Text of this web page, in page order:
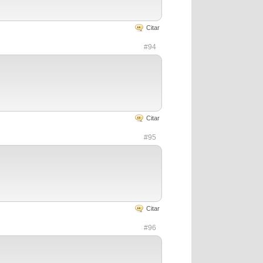
Citar
#94
Citar
#95
Citar
#96